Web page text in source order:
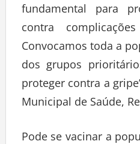
fundamental para
contra
Convocamos toda a
dos grupos
proteger contra a
Municipal de Saúde,
Pode se vacinar a